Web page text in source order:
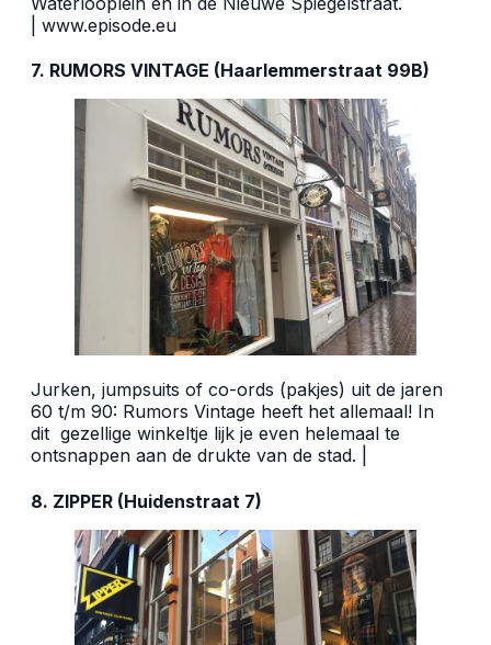
www.episode.eu
7. RUMORS VINTAGE (Haarlemmerstraat 99B)
Jurken, jumpsuits of co-ords (pakjes) uit de jaren
60 t/m 90: Rumors Vintage heeft het allemaal! In
dit gezellige winkeltje lijk je even helemaal te
ontsnappen aan de drukte van de stad. |
8. ZIPPER (Huidenstraat 7)